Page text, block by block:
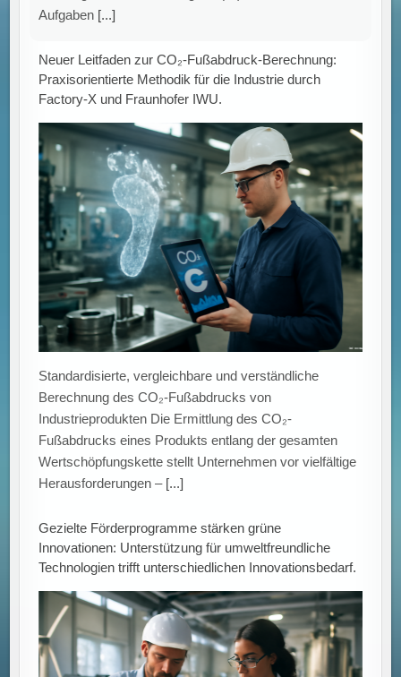
Aufgaben [...]
Neuer Leitfaden zur CO₂-Fußabdruck-Berechnung:
Praxisorientierte Methodik für die Industrie durch
Factory-X und Fraunhofer IWU.
Standardisierte, vergleichbare und verständliche
Berechnung des CO₂-Fußabdrucks von
Industrieprodukten Die Ermittlung des CO₂-
Fußabdrucks eines Produkts entlang der gesamten
Wertschöpfungskette stellt Unternehmen vor vielfältige
Herausforderungen – [...]
Gezielte Förderprogramme stärken grüne
Innovationen: Unterstützung für umweltfreundliche
Technologien trifft unterschiedlichen Innovationsbedarf.